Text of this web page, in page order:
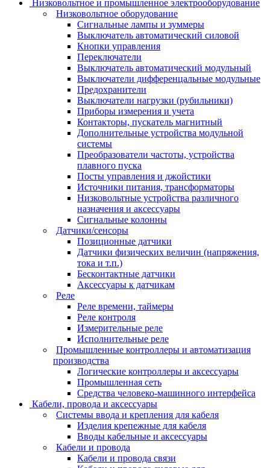
Низковольтное и промышленное электрооборудование
Низковольтное оборудование
Сигнальные лампы и зуммеры
Выключатель автоматический силовой
Кнопки управления
Переключатели
Выключатель автоматический модульный
Выключатели дифференцальные модульные
Предохранители
Выключатели нагрузки (рубильники)
Приборы измерения и учета
Контакторы, пускатель магнитный
Дополнительные устройства модульной
системы
Преобразователи частоты, устройства
плавного пуска
Посты управления и джойстики
Источники питания, трансформаторы
Низковольтные устройства различного
назначения и аксессуары
Сигнальные колонны
Датчики/сенсоры
Позиционные датчики
Датчики физических величин (напряжения,
тока и т.п.)
Бесконтактные датчики
Аксессуары к датчикам
Реле
Реле времени, таймеры
Реле контроля
Измерительные реле
Исполнительные реле
Промышленные контроллеры и автоматизация
производства
Логические контроллеры и аксессуары
Промышленная сеть
Средства человеко-машинного интерфейса
Кабели, провода и аксессуары
Системы ввода и крепления для кабеля
Изделия крепежные для кабеля
Вводы кабельные и аксессуары
Кабели и провода
Кабели и провода связи